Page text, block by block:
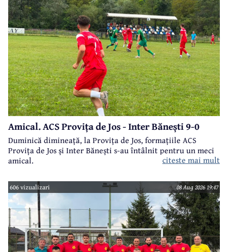
Amical. ACS Provița de Jos - Inter Bănești 9-0
Duminică dimineață, la Provița de Jos, formațiile ACS
Provița de Jos și Inter Bănești s-au întâlnit pentru un meci
amical.
citeste mai mult
606 vizualizari 08 Aug 2026 19:47